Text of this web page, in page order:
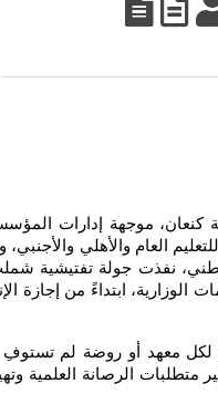
كنعان، موجهة إدارات
العام والأهلي والأجنبي،
نفذت جولة تفتيشية
ابتداءً من إجازة
لكل معهد أو روضة لم تستوفِ
متطلبات الرصانة العلمية